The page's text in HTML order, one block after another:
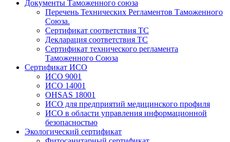
Документы Таможенного союза
Перечень Технических Регламентов Таможенного
Союза.
Сертификат соответствия ТС
Декларация соответствия ТС
Сертификат технического регламента
Таможенного Союза
Сертификат ИСО
ИСО 9001
ИСО 14001
OHSAS 18001
ИСО для предприятий медицинского профиля
ИСО в области управления информационной
безопасностью
Экологический сертификат